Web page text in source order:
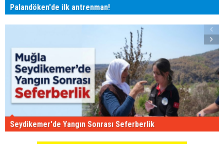
Palandöken'de ilk antrenman!
Seydikemer'de Yangın Sonrası Seferberlik